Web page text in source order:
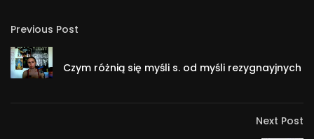
Previous Post
Czym różnią się myśli s. od myśli rezygnayjnych
Next Post